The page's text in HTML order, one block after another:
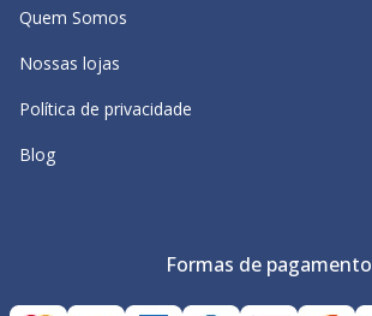
Quem Somos
Nossas lojas
Política de privacidade
Blog
Formas de pagamento